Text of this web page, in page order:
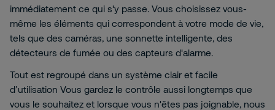
immédiatement ce qui s'y passe. Vous choisissez vous-
même les éléments qui correspondent à votre mode de vie,
tels que des caméras, une sonnette intelligente, des
détecteurs de fumée ou des capteurs d'alarme.
Tout est regroupé dans un système clair et facile
d’utilisation Vous gardez le contrôle aussi longtemps que
vous le souhaitez et lorsque vous n'êtes pas joignable, nous